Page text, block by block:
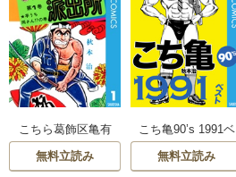
こちら葛飾区亀有
公園前派出所
無料立読み
こち亀90’s 1991ベ
スト
無料立読み